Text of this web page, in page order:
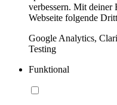
verbessern. Mit
Webseite folgende
Google Analytics,
Testing
Funktional